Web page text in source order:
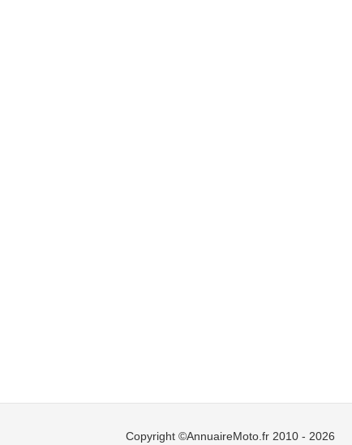
Copyright ©AnnuaireMoto.fr 2010 - 2026